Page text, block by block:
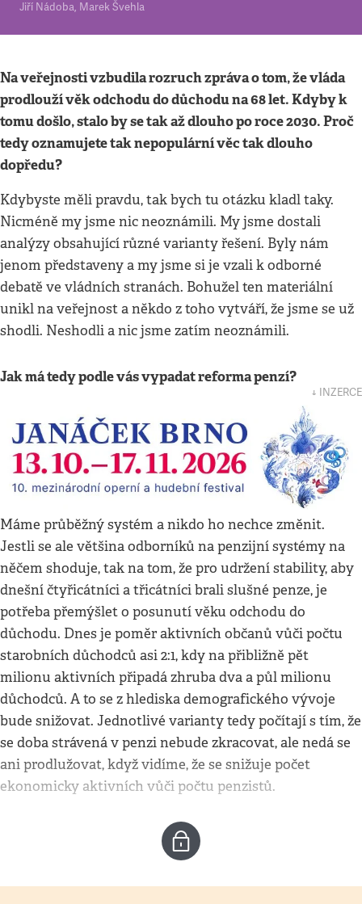
Jiří Nádoba, Marek Švehla
Na veřejnosti vzbudila rozruch zpráva o tom, že vláda
prodlouží věk odchodu do důchodu na 68 let. Kdyby k
tomu došlo, stalo by se tak až dlouho po roce 2030. Proč
tedy oznamujete tak nepopulární věc tak dlouho
dopředu?
Kdybyste měli pravdu, tak bych tu otázku kladl taky.
Nicméně my jsme nic neoznámili. My jsme dostali
analýzy obsahující různé varianty řešení. Byly nám
jenom představeny a my jsme si je vzali k odborné
debatě ve vládních stranách. Bohužel ten materiální
unikl na veřejnost a někdo z toho vytváří, že jsme se už
shodli. Neshodli a nic jsme zatím neoznámili.
Jak má tedy podle vás vypadat reforma penzí?
↓ INZERCE
Máme průběžný systém a nikdo ho nechce změnit.
Jestli se ale většina odborníků na penzijní systémy na
něčem shoduje, tak na tom, že pro udržení stability, aby
dnešní čtyřicátníci a třicátníci brali slušné penze, je
potřeba přemýšlet o posunutí věku odchodu do
důchodu. Dnes je poměr aktivních občanů vůči počtu
starobních důchodců asi 2:1, kdy na přibližně pět
milionu aktivních připadá zhruba dva a půl milionu
důchodců. A to se z hlediska demografického vývoje
bude snižovat. Jednotlivé varianty tedy počítají s tím, že
se doba strávená v penzi nebude zkracovat, ale nedá se
ani prodlužovat, když vidíme, že se snižuje počet
ekonomicky aktivních vůči počtu penzistů.